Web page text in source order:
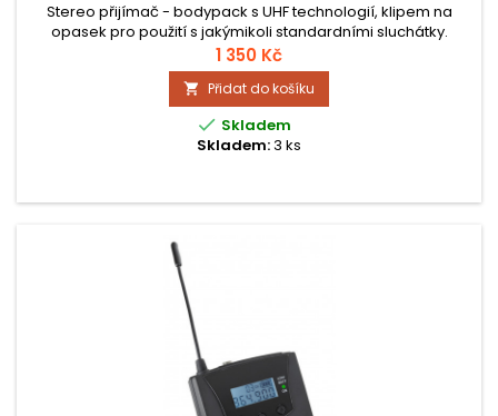
Stereo přijímač - bodypack s UHF technologií, klipem na
opasek pro použití s ​​jakýmikoli standardními sluchátky.
Vhodné pro provoz s vysílači Pronomic Silent Guide V2 a
Silent Disco V2. Podsvícený displej zobrazuje vybraný kanál.
Bodypack může být napájen standardními nebo dobíjecími
bateriemi. Výdrž baterie cca 24 hodin.
1 350 Kč
 Přidat do košíku
 Skladem
Skladem:3 ks